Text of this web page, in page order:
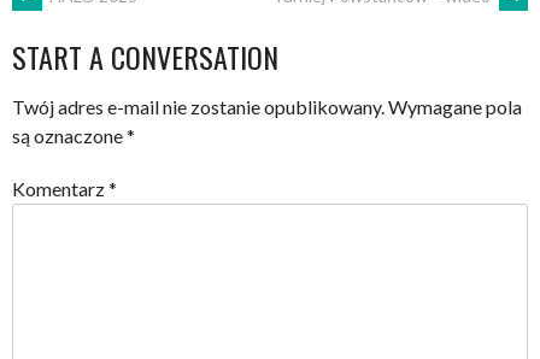
NAVIGATION
START A CONVERSATION
Twój adres e-mail nie zostanie opublikowany.Wymagane pola
są oznaczone*
Komentarz*